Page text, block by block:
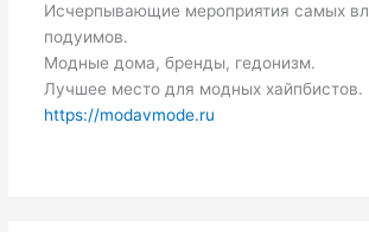
Исчерпывающие мероприятия самых
подуимов.
Модные дома, бренды, гедонизм.
Лучшее место для модных хайпбистов.
https://modavmode.ru